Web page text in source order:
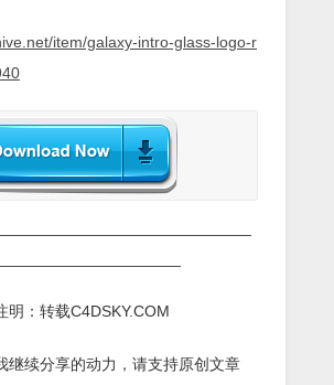
item/galaxy-intro-glass-logo-r
明：转载C4DSKY.COM
继续分享的动力，请支持原创文章